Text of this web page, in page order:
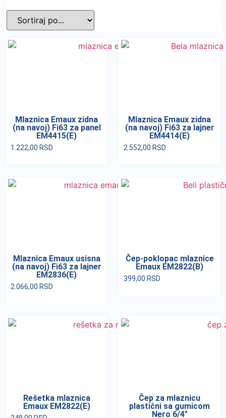
Mlaznica Emaux zidna
(na navoj) Fi63 za panel
EM4415(E)
1.222,00 RSD
Mlaznica Emaux zidna
(na navoj) Fi63 za lajner
EM4414(E)
2.552,00 RSD
Mlaznica Emaux usisna
(na navoj) Fi63 za lajner
EM2836(E)
2.066,00 RSD
Čep-poklopac mlaznice
Emaux EM2822(B)
399,00 RSD
Rešetka mlaznica
Emaux EM2822(E)
Čep za mlaznicu
plastični sa gumicom
Nero 6/4″